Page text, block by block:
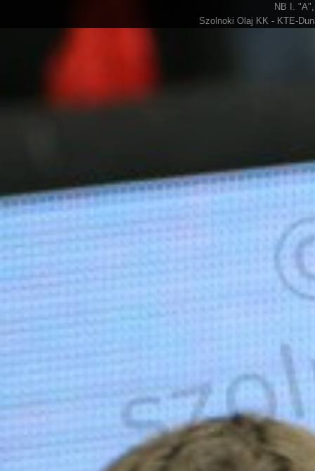
NB I.
Szolnoki Olaj KK - KTE-